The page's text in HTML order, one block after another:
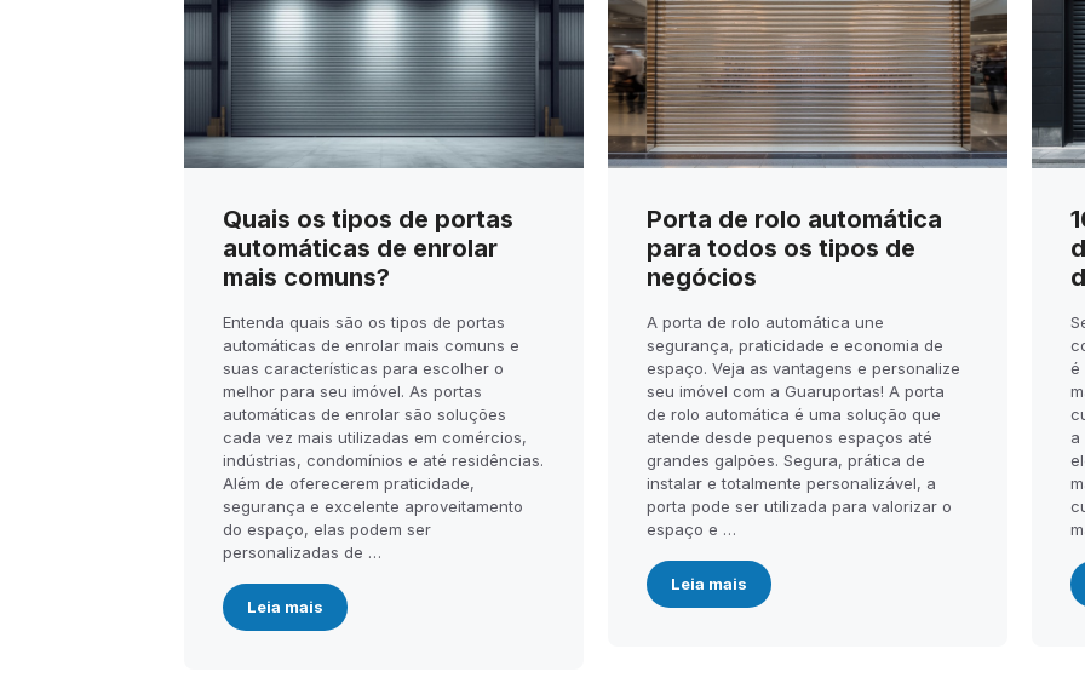
Quais os tipos de portas
automáticas de enrolar
mais comuns?
Entenda quais são os tipos de portas
automáticas de enrolar mais comuns e
suas características para escolher o
melhor para seu imóvel. As portas
automáticas de enrolar são soluções
cada vez mais utilizadas em comércios,
indústrias, condomínios e até residências.
Além de oferecerem praticidade,
segurança e excelente aproveitamento
do espaço, elas podem ser
personalizadas de …
Leia mais
Porta de rolo automática
para todos os tipos de
negócios
A porta de rolo automática une
segurança, praticidade e economia de
espaço. Veja as vantagens e personalize
seu imóvel com a Guaruportas! A porta
de rolo automática é uma solução que
atende desde pequenos espaços até
grandes galpões. Segura, prática de
instalar e totalmente personalizável, a
porta pode ser utilizada para valorizar o
espaço e …
Leia mais
é
a